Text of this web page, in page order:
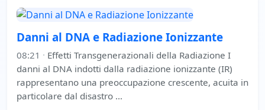
Danni al DNA e Radiazione Ionizzante
08:21 · Effetti Transgenerazionali della Radiazione I
danni al DNA indotti dalla radiazione ionizzante (IR)
rappresentano una preoccupazione crescente, acuita in
particolare dal disastro …